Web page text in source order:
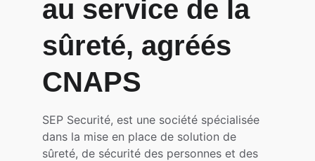
au service de la
sûreté, agréés
CNAPS
SEP Securité, est une société spécialisée
dans la mise en place de solution de
sûreté, de sécurité des personnes et des